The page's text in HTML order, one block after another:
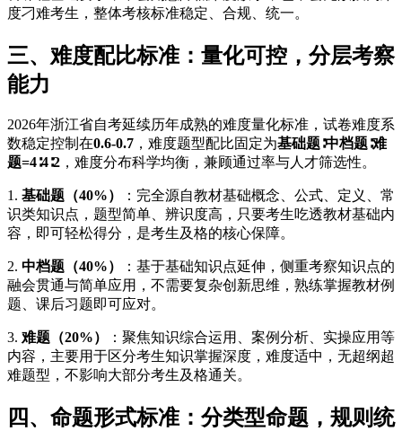
度刁难考生，整体考核标准稳定、合规、统一。
三、难度配比标准：量化可控，分层考察
能力
2026年浙江省自考延续历年成熟的难度量化标准，试卷难度系
数稳定控制在0.6-0.7 ，难度题型配比固定为基础题∶中档题∶难
题=4∶4∶2 ，难度分布科学均衡，兼顾通过率与人才筛选性。
1. 基础题（40%）
：完全源自教材基础概念、公式、定义、常
识类知识点，题型简单、辨识度高，只要考生吃透教材基础内
容，即可轻松得分，是考生及格的核心保障。
2. 中档题（40%）
：基于基础知识点延伸，侧重考察知识点的
融会贯通与简单应用，不需要复杂创新思维，熟练掌握教材例
题、课后习题即可应对。
3. 难题（20%）
：聚焦知识综合运用、案例分析、实操应用等
内容，主要用于区分考生知识掌握深度，难度适中，无超纲超
难题型，不影响大部分考生及格通关。
四、命题形式标准：分类型命题，规则统